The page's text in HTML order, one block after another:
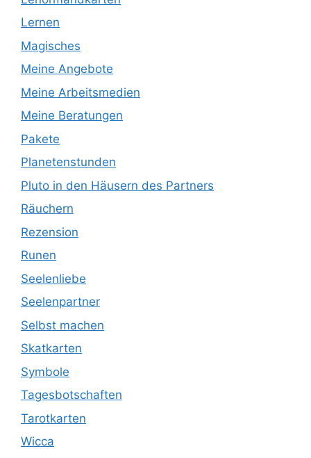
Lernen
Magisches
Meine Angebote
Meine Arbeitsmedien
Meine Beratungen
Pakete
Planetenstunden
Pluto in den Häusern des Partners
Räuchern
Rezension
Runen
Seelenliebe
Seelenpartner
Selbst machen
Skatkarten
Symbole
Tagesbotschaften
Tarotkarten
Wicca